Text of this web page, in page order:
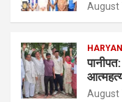
August
August